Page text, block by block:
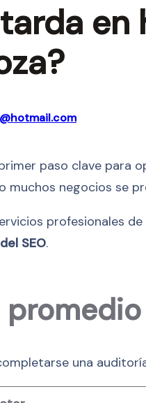
en
paso clave para
muchos negocios se
profesionales de
SEO.
una